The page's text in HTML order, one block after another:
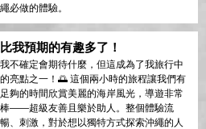
繩必做的體驗。
比我預期的有趣多了！
我不確定會期待什麼，但這成為了我旅行中
的亮點之一！🌅 這個兩小時的旅程讓我們有
足夠的時間欣賞美麗的海岸風光，導遊非常
棒——超級友善且樂於助人。整個體驗流
暢、刺激，對於想以獨特方式探索沖繩的人